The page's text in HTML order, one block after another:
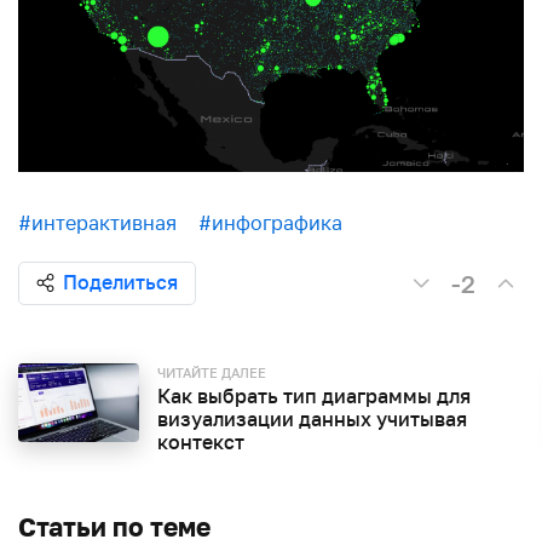
#интерактивная #инфографика
Поделиться -2
ЧИТАЙТЕ ДАЛЕЕ
Как выбрать тип диаграммы для
визуализации данных учитывая
контекст
Статьи по теме